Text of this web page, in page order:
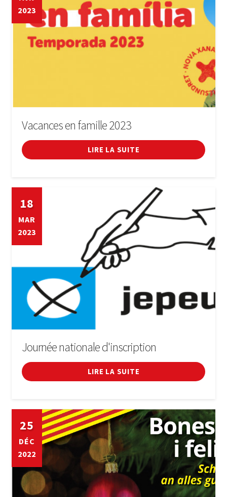
2023
Vacances en famille 2023
LIRE LA SUITE
18
MAR
2023
Journée nationale d'inscription
LIRE LA SUITE
25
DÉC
2022